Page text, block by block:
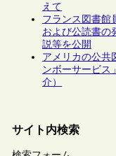
えて
フランス図書館
および公読書の
説等を公開
アメリカの公共
ンボーサービス
介）
サイト内検索